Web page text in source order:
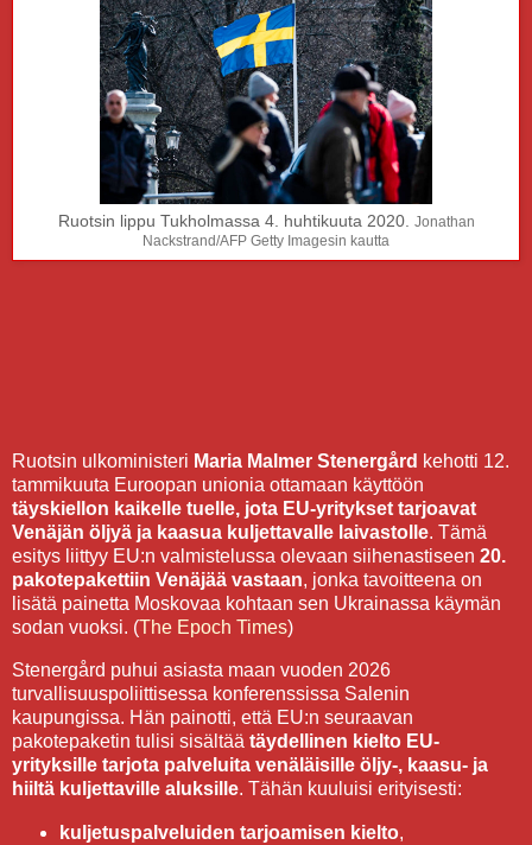
Ruotsin lippu Tukholmassa 4. huhtikuuta 2020. Jonathan
Nackstrand/AFP Getty Imagesin kautta
Ruotsin ulkoministeri Maria Malmer Stenergård kehotti 12.
tammikuuta Euroopan unionia ottamaan käyttöön
täyskiellon kaikelle tuelle, jota EU-yritykset tarjoavat
Venäjän öljyä ja kaasua kuljettavalle laivastolle. Tämä
esitys liittyy EU:n valmistelussa olevaan siihenastiseen 20.
pakotepakettiin Venäjää vastaan, jonka tavoitteena on
lisätä painetta Moskovaa kohtaan sen Ukrainassa käymän
sodan vuoksi. (The Epoch Times)
Stenergård puhui asiasta maan vuoden 2026
turvallisuuspoliittisessa konferenssissa Salenin
kaupungissa. Hän painotti, että EU:n seuraavan
pakotepaketin tulisi sisältää täydellinen kielto EU-
yrityksille tarjota palveluita venäläisille öljy-, kaasu- ja
hiiltä kuljettaville aluksille. Tähän kuuluisi erityisesti:
kuljetuspalveluiden tarjoamisen kielto,